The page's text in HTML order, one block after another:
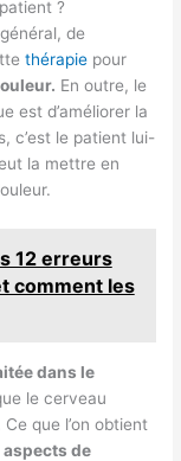
?
de
thérapie pour
En outre, le
est d’améliorer la
c’est le patient lui-
la mettre en
12 erreurs
comment les
dans le
le cerveau
que l’on obtient
de